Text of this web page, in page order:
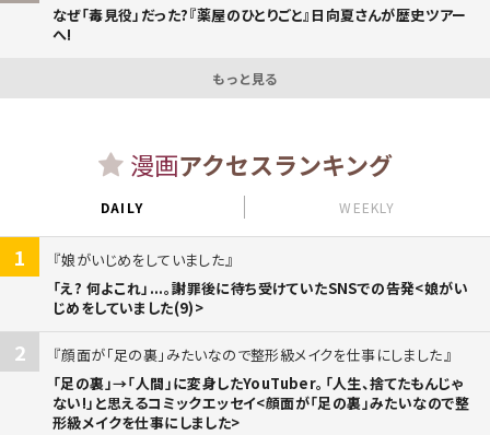
なぜ「毒見役」だった?『薬屋のひとりごと』日向夏さんが歴史ツアー
へ!
もっと見る
漫画アクセスランキング
DAILY WEEKLY
1
娘がいじめをしていました
「え? 何よこれ」...。謝罪後に待ち受けていたSNSでの告発<娘がい
じめをしていました(9)>
2
顔面が「足の裏」みたいなので整形級メイクを仕事にしました
「足の裏」→「人間」に変身したYouTuber。「人生、捨てたもんじゃ
ない!」と思えるコミックエッセイ<顔面が「足の裏」みたいなので整
形級メイクを仕事にしました>